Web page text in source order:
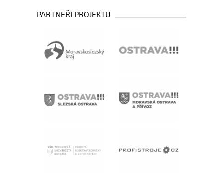
PARTNEŘI PROJEKTU